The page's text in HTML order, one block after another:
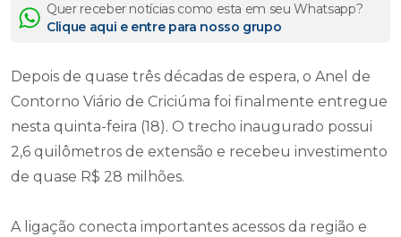
Quer receber notícias como esta em seu Whatsapp?
Clique aqui e entre para nosso grupo
Depois de quase três décadas de espera, o Anel de
Contorno Viário de Criciúma foi finalmente entregue
nesta quinta-feira (18). O trecho inaugurado possui
2,6 quilômetros de extensão e recebeu investimento
de quase R$ 28 milhões.
A ligação conecta importantes acessos da região e